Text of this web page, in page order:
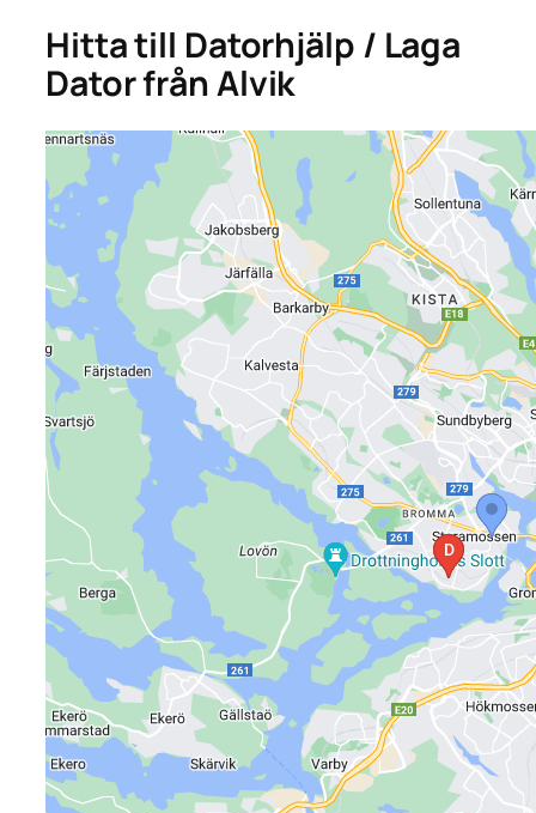
Hitta till Datorhjälp / Laga
Dator från Alvik